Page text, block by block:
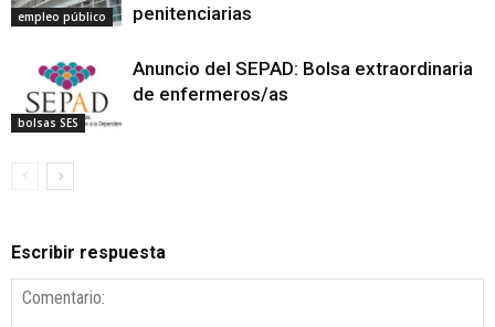
empleo público
penitenciarias
bolsas SES
Anuncio del SEPAD: Bolsa extraordinaria
de enfermeros/as
Escribir respuesta